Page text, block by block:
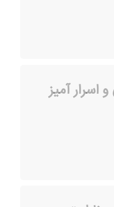
اسرار آمیز